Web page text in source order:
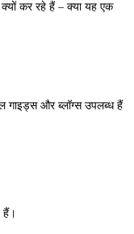
कर रहे हैं – क्या यह एक
गाइड्स और ब्लॉग्स उपलब्ध हैं
हैं।